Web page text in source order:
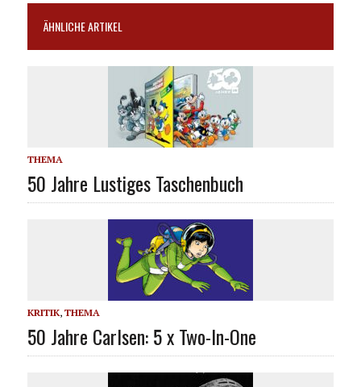
ÄHNLICHE ARTIKEL
THEMA
50 Jahre Lustiges Taschenbuch
KRITIK, THEMA
50 Jahre Carlsen: 5 x Two-In-One